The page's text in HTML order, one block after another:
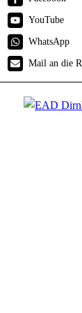
YouTube
WhatsApp
Mail an die